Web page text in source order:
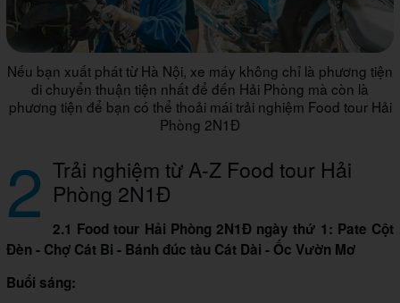
Nếu bạn xuất phát từ Hà Nội, xe máy không chỉ là phương tiện
di chuyển thuận tiện nhất để đến Hải Phòng mà còn là
phương tiện để bạn có thể thoải mái trải nghiệm Food tour Hải
Phòng 2N1Đ
2 Trải nghiệm từ A-Z Food tour Hải
Phòng 2N1Đ
2.1 Food tour Hải Phòng 2N1Đ ngày thứ 1: Pate Cột
Đèn - Chợ Cát Bi - Bánh đúc tàu Cát Dài - Ốc Vườn Mơ
Buổi sáng: